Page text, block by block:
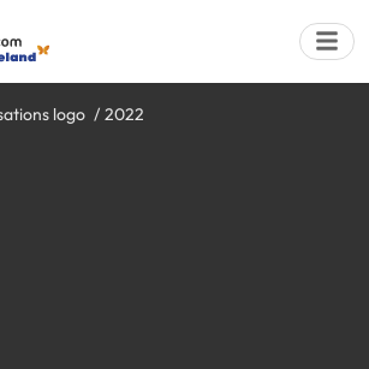
logo 2022